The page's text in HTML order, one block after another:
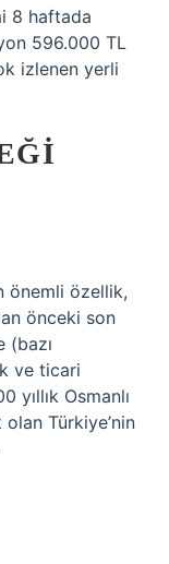
8 haftada
596.000 TL
izlenen yerli
önemli özellik,
önceki son
(bazı
ve ticari
yıllık Osmanlı
Türkiye’nin